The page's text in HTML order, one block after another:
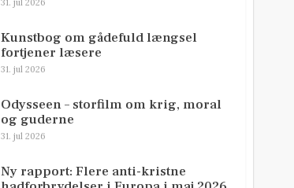
31. jul 2026
Kunstbog om gådefuld længsel
fortjener læsere
31. jul 2026
Odysseen – storfilm om krig, moral
og guderne
31. jul 2026
Ny rapport: Flere anti-kristne